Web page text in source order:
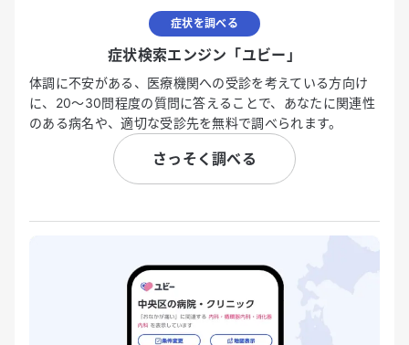
症状を調べる
症状検索エンジン「ユビー」
体調に不安がある、医療機関への受診を考えている方向け
に、20〜30問程度の質問に答えることで、あなたに関連性
のある病名や、適切な受診先を無料で調べられます。
さっそく調べる